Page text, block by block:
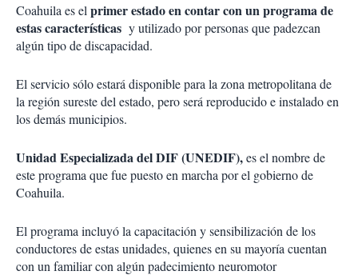
Coahuila es el primer estado en contar con un programa de
estas características y utilizado por personas que padezcan
algún tipo de discapacidad.
El servicio sólo estará disponible para la zona metropolitana de
la región sureste del estado, pero será reproducido e instalado en
los demás municipios.
Unidad Especializada del DIF (UNEDIF),es el nombre de
este programa que fue puesto en marcha por el gobierno de
Coahuila.
El programa incluyó la capacitación y sensibilización de los
conductores de estas unidades, quienes en su mayoría cuentan
con un familiar con algún padecimiento neuromotor